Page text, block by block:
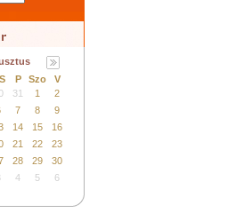
P Szo
V
31 1
2
7 8
9
14 15
16
21 22
23
28 29
30
4 5 6